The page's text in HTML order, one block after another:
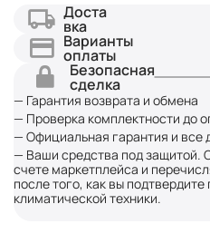
Доста
вка
Варианты
оплаты
Безопасная
сделка
— Гарантия возврата и обмена
— Проверка комплектности до
— Официальная гарантия и все
— Ваши средства под защитой.
счете маркетплейса и
после того, как вы
климатической техники.